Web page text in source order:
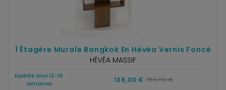
1 Étagère Murale Bangkok En Hévéa Vernis Foncé
HÉVÉA MASSIF
Expédié sous 12-16
semaines
138,00 € 184,00 €